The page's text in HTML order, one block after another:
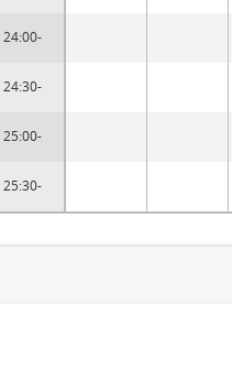
24:00-
24:30-
25:00-
25:30-